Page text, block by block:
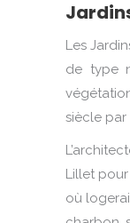
Les
de type
siècle par
Lillet
où